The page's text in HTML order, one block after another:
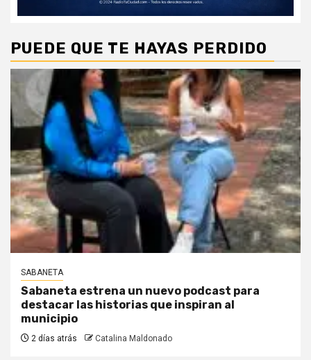
PUEDE QUE TE HAYAS PERDIDO
SABANETA
Sabaneta estrena un nuevo podcast para
destacar las historias que inspiran al
municipio
2 días atrás Catalina Maldonado